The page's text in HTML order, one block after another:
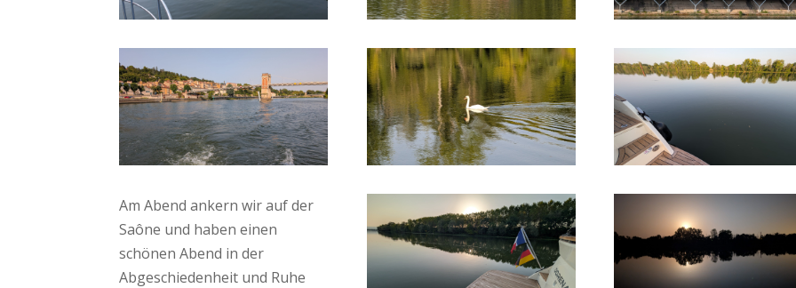
Am Abend ankern wir auf der
Saône und haben einen
schönen Abend in der
Abgeschiedenheit und Ruhe